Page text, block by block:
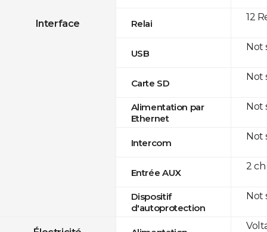
Interface Relai
USB
Carte SD
Alimentation par
Ethernet
Intercom
Entrée AUX
Dispositif
d'autoprotection
12
Not
Not
Not
Not
2
Not